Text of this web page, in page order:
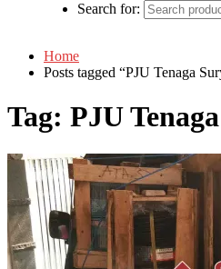
Search for:
Home
Posts tagged “PJU Tenaga
Tag: PJU